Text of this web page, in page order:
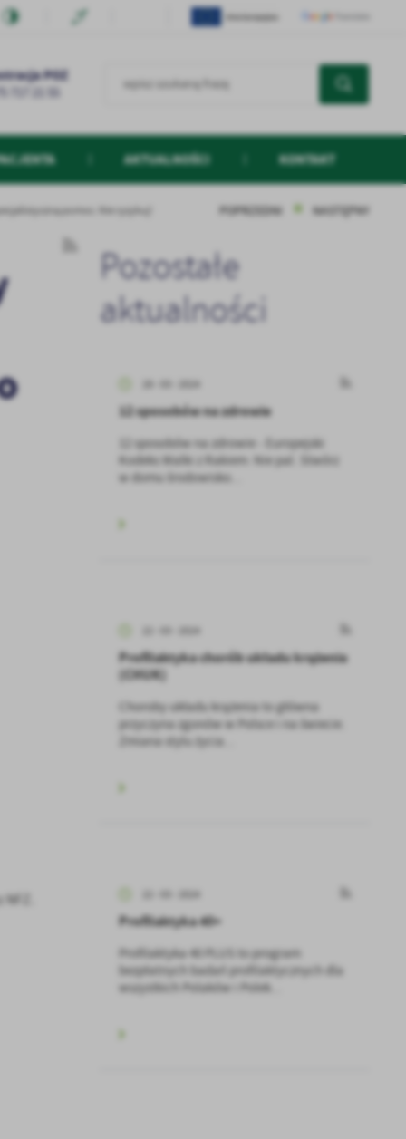
POZ
717 21 55
AKTUALNOŚCI KONTAKT
pomoc. Nie ryzykuj! POPRZEDNI NASTĘPNY
Pozostałe
aktualności
12 sposobów na zdrowie
12 sposobów na zdrowie - Europejski
Kodeks Walki z Rakiem: Nie pal. Stwórz
w domu środowisko...
Profilaktyka chorób układu krążenia
(CHUK)
Choroby układu krążenia to główna
przyczyna zgonów w Polsce i na świecie.
Zmiana stylu życia...
Profilaktyka 40+
Profilaktyka 40 PLUS to program
bezpłatnych badań profilaktycznych dla
wszystkich Polaków i Polek...